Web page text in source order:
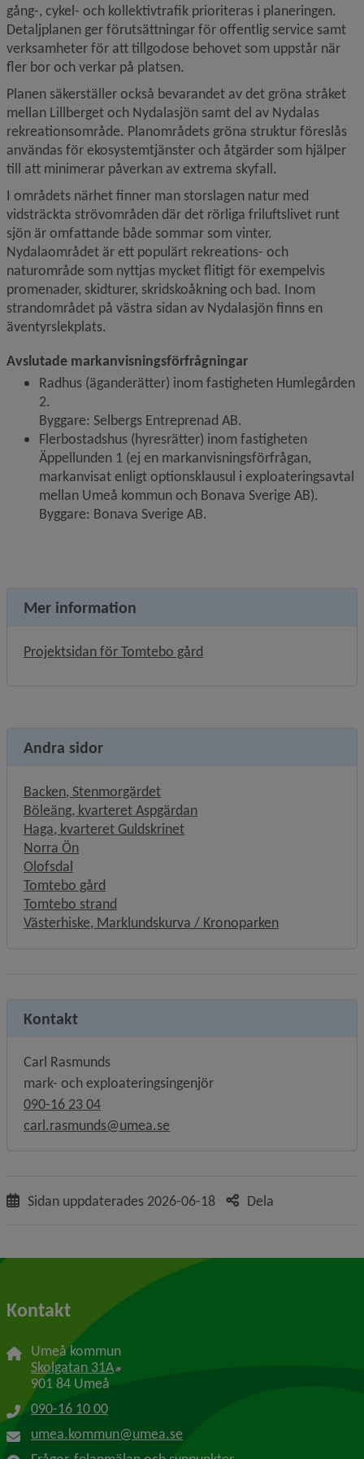
gång-, cykel- och kollektivtrafik prioriteras i planeringen.
Detaljplanen ger förutsättningar för offentlig service samt
verksamheter för att tillgodose behovet som uppstår när
fler bor och verkar på platsen.
Planen säkerställer också bevarandet av det gröna stråket
mellan Lillberget och Nydalasjön samt del av Nydalas
rekreationsområde. Planområdets gröna struktur föreslås
användas för ekosystemtjänster och åtgärder som hjälper
till att minimerar påverkan av extrema skyfall.
I områdets närhet finner man storslagen natur med
vidsträckta strövområden där det rörliga friluftslivet runt
sjön är omfattande både sommar som vinter.
Nydalaområdet är ett populärt rekreations- och
naturområde som nyttjas mycket flitigt för exempelvis
promenader, skidturer, skridskoåkning och bad. Inom
strandområdet på västra sidan av Nydalasjön finns en
äventyrslekplats.
Avslutade markanvisningsförfrågningar
Radhus (äganderätter) inom fastigheten Humlegården
2.
Byggare: Selbergs Entreprenad AB.
Flerbostadshus (hyresrätter) inom fastigheten
Äppellunden 1 (ej en markanvisningsförfrågan,
markanvisat enligt optionsklausul i exploateringsavtal
mellan Umeå kommun och Bonava Sverige AB).
Byggare: Bonava Sverige AB.
Mer information
Projektsidan för Tomtebo gård
Andra sidor
Backen, Stenmorgärdet
Böleäng, kvarteret Aspgärdan
Haga, kvarteret Guldskrinet
Norra Ön
Olofsdal
Tomtebo gård
Tomtebo strand
Västerhiske, Marklundskurva / Kronoparken
Kontakt
Carl Rasmunds
mark- och exploateringsingenjör
090-16 23 04
carl.rasmunds@umea.se
Sidan uppdaterades 2026-06-18 Dela
Kontakt
Umeå kommun
Skolgatan 31A Länk till annan webbplats, öppnas i nytt
901 84 Umeå
090-16 10 00
umea.kommun@umea.se